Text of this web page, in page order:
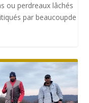
ou perdreaux lâchés
par beaucoupde